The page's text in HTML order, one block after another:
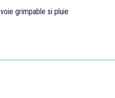
voie grimpable si pluie